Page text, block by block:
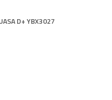
D+ YBX3027